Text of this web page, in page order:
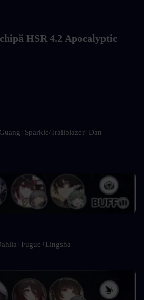
HSR 4.2 Apocalyptic
Trailblazer+Dan